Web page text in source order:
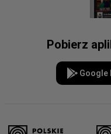
Pobierz
Google